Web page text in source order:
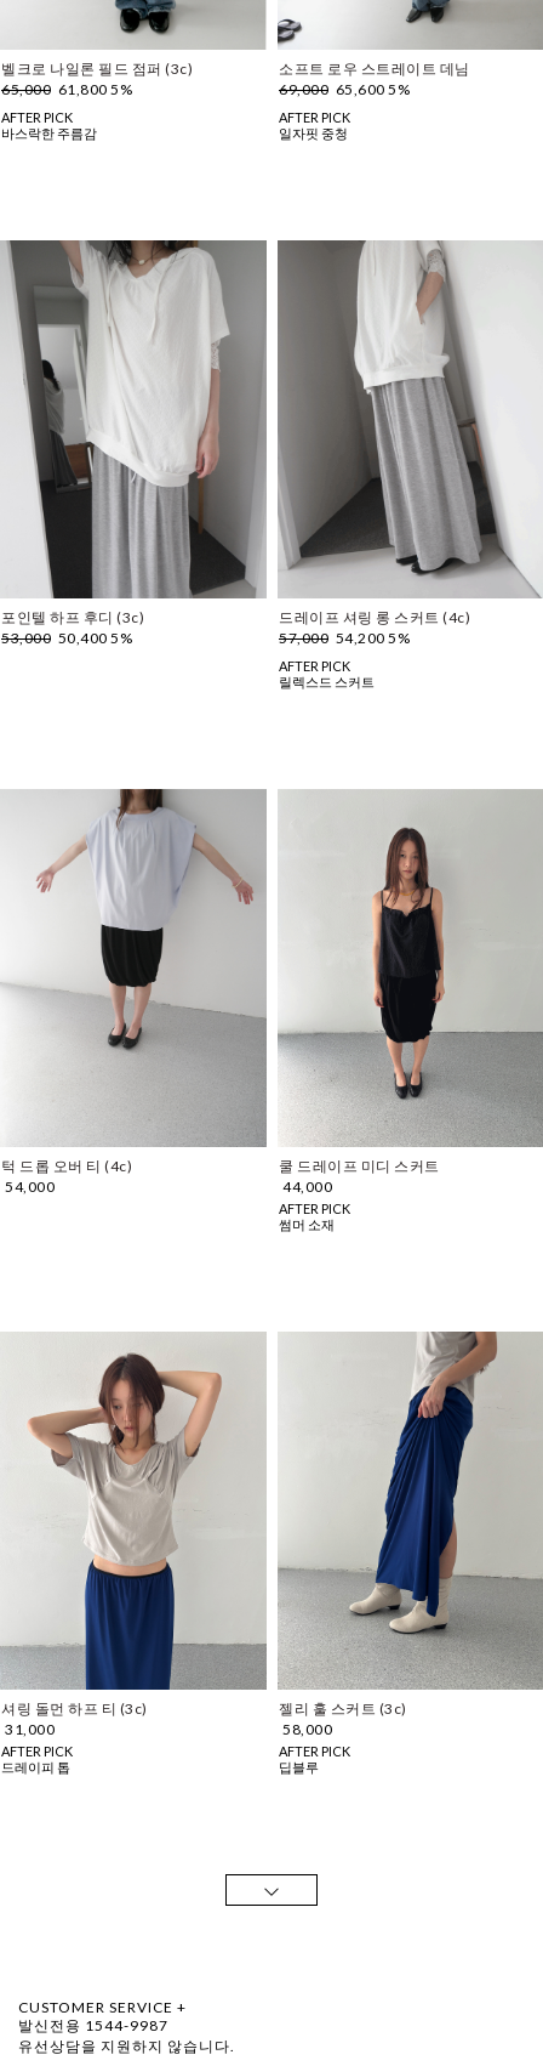
벨크로 나일론 필드 점퍼 (3c)
65,000 61,800 5%
AFTER PICK
바스락한 주름감
소프트 로우 스트레이트 데님
69,000 65,600 5%
AFTER PICK
일자핏 중청
포인텔 하프 후디 (3c)
53,000 50,400 5%
드레이프 셔링 롱 스커트 (4c)
57,000 54,200 5%
AFTER PICK
릴렉스드 스커트
턱 드롭 오버 티 (4c)
54,000
쿨 드레이프 미디 스커트
44,000
AFTER PICK
썸머 소재
셔링 돌먼 하프 티 (3c)
31,000
AFTER PICK
드레이피 톱
젤리 훌 스커트 (3c)
58,000
AFTER PICK
딥블루
CUSTOMER SERVICE +
발신전용 1544-9987
유선상담을 지원하지 않습니다.